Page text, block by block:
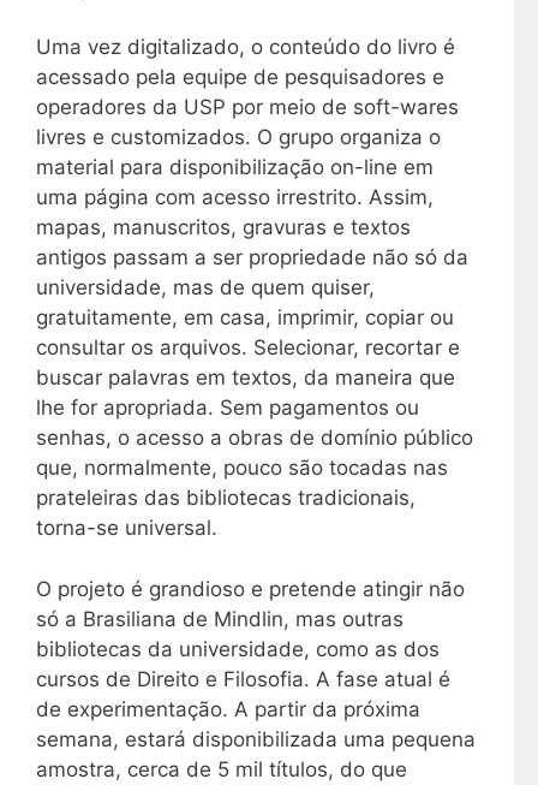
Uma vez digitalizado, o conteúdo do livro é
acessado pela equipe de pesquisadores e
operadores da USP por meio de soft-wares
livres e customizados. O grupo organiza o
material para disponibilização on-line em
uma página com acesso irrestrito. Assim,
mapas, manuscritos, gravuras e textos
antigos passam a ser propriedade não só da
universidade, mas de quem quiser,
gratuitamente, em casa, imprimir, copiar ou
consultar os arquivos. Selecionar, recortar e
buscar palavras em textos, da maneira que
lhe for apropriada. Sem pagamentos ou
senhas, o acesso a obras de domínio público
que, normalmente, pouco são tocadas nas
prateleiras das bibliotecas tradicionais,
torna-se universal.
O projeto é grandioso e pretende atingir não
só a Brasiliana de Mindlin, mas outras
bibliotecas da universidade, como as dos
cursos de Direito e Filosofia. A fase atual é
de experimentação. A partir da próxima
semana, estará disponibilizada uma pequena
amostra, cerca de 5 mil títulos, do que